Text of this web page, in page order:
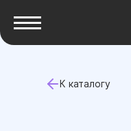
К каталогу